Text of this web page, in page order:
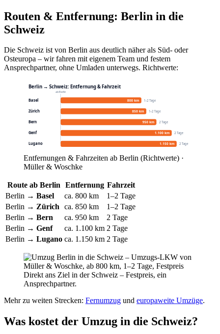
Routen & Entfernung: Berlin in die
Schweiz
Die Schweiz ist von Berlin aus deutlich näher als Süd- oder
Osteuropa – wir fahren mit eigenem Team und festem
Ansprechpartner, ohne Umladen unterwegs. Richtwerte:
Berlin → Schweiz: Entfernung & Fahrzeit
ab Berlin
Basel 800 km 1–2 Tage
Zürich 850 km 1–2 Tage
Bern 950 km 2 Tage
Genf 1.100 km 2 Tage
Lugano 1.150 km 2 Tage
Entfernungen & Fahrzeiten ab Berlin (Richtwerte) ·
Müller & Woschke
Route ab Berlin Entfernung Fahrzeit
Berlin → Basel ca. 800 km
1–2 Tage
Berlin → Zürich ca. 850 km
1–2 Tage
Berlin → Bern ca. 950 km
2 Tage
Berlin → Genf ca. 1.100 km 2 Tage
Berlin → Lugano ca. 1.150 km 2 Tage
Direkt ans Ziel in der Schweiz – Festpreis, ein
Ansprechpartner.
Mehr zu weiten Strecken: Fernumzug und europaweite Umzüge.
Was kostet der Umzug in die Schweiz?